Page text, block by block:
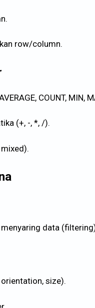
row/column.
COUNT, MIN,
(+, -, *, /).
data
size).